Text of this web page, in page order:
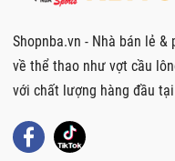
Shopnba.vn - Nhà bán lẻ
về thể thao như vợt cầu
với chất lượng hàng đầu